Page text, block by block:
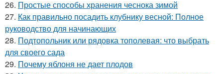
26. Простые способы хранения чеснока зимой
27. Как правильно посадить клубнику весной: Полное
руководство для начинающих
28. Подтопольник или рядовка тополевая: что выбрать
для своего сада
29. Почему яблоня не дает плодов